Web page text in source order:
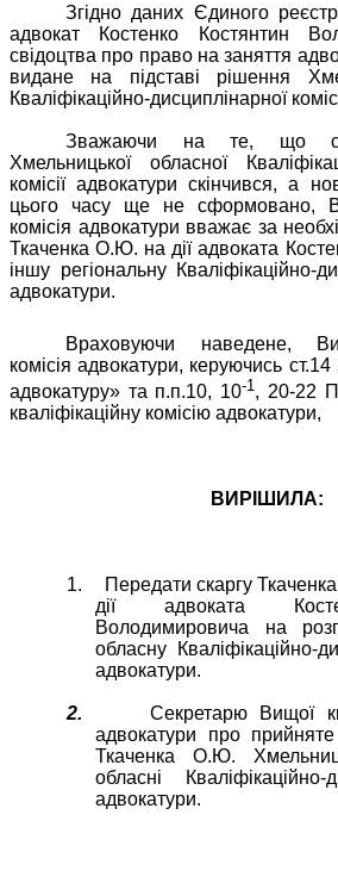
Згідно даних Єдиного
адвокат Костенко Костянтин
свідоцтва про право на заняття
видане на підставі рішення
Кваліфікаційно-дисциплінарної
Зважаючи на те, що
Хмельницької обласної
комісії адвокатури скінчився, а
цього часу ще не сформовано,
комісія адвокатури вважає за
Ткаченка О.Ю. на дії адвоката
іншу регіональну Кваліфікаційно-
адвокатури.
Враховуючи наведене,
комісія адвокатури, керуючись
адвокатуру» та п.п.10, 10-1, 20-22
кваліфікаційну комісію адвокатури,
ВИРІШИЛА:
1.
Передати скаргу
дії адвоката
Володимировича на
обласну Кваліфікаційно-
адвокатури.
2.
Секретарю Вищої
адвокатури про
Ткаченка О.Ю.
обласні Кваліфікаційно-
адвокатури.